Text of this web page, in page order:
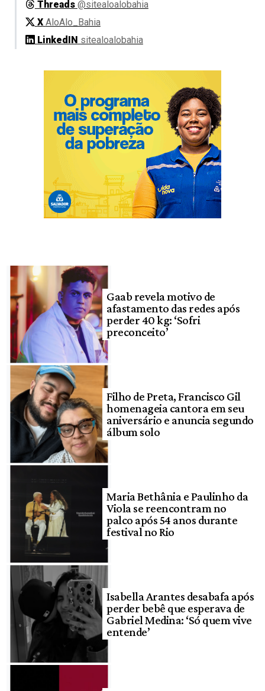
Threads @sitealoalobahia
X AloAlo_Bahia
LinkedIN sitealoalobahia
Gaab revela motivo de
afastamento das redes após
perder 40 kg: ‘Sofri
preconceito’
Filho de Preta, Francisco Gil
homenageia cantora em seu
aniversário e anuncia segundo
álbum solo
Maria Bethânia e Paulinho da
Viola se reencontram no
palco após 54 anos durante
festival no Rio
Isabella Arantes desabafa após
perder bebê que esperava de
Gabriel Medina: ‘Só quem vive
entende’